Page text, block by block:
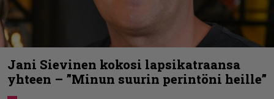
Jani Sievinen kokosi lapsikatraansa
yhteen – ”Minun suurin perintöni heille”